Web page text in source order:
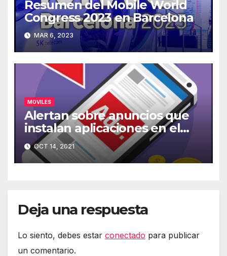
Resumen del Mobile World
Congress 2023 en Barcelona
MAR 6, 2023
MOVILES
Alertan sobre anuncios que
instalan aplicaciones en el
móvil
OCT 14, 2021
Deja una respuesta
Lo siento, debes estar conectado para publicar
un comentario.